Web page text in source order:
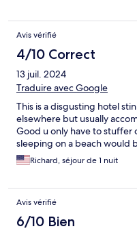
Avis vérifié
4/10 Correct
13 juil. 2024
Traduire avec Google
This is a disgusting hotel
elsewhere but usually
Good u only have to stuffer
sleeping on a beach would
Richard, séjour de 1 nuit
Avis vérifié
6/10 Bien